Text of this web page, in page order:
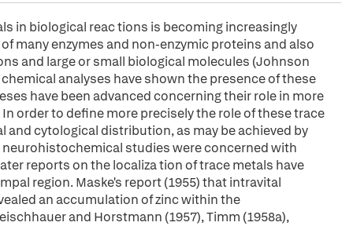
in biological reac tions is becoming increasingly
many enzymes and non-enzymic proteins and also
and large or small biological molecules (Johnson
analyses have shown the presence of these
have been advanced concerning their role in more
order to define more precisely the role of these trace
cytological distribution, as may be achieved by
studies were concerned with
reports on the localiza tion of trace metals have
region. Maske's report (1955) that intravital
an accumulation of zinc within the
and Horstmann (1957), Timm (1958a),